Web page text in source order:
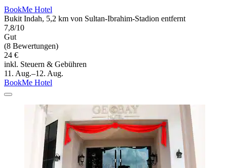
BookMe Hotel
Bukit Indah, 5,2 km von Sultan-Ibrahim-Stadion entfernt
7,8/10
Gut
(8 Bewertungen)
24 €
inkl. Steuern & Gebühren
11. Aug.–12. Aug.
BookMe Hotel